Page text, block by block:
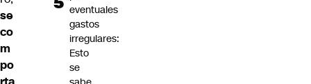
se
co
m
po
eventuales
gastos
irregulares:
Esto
se